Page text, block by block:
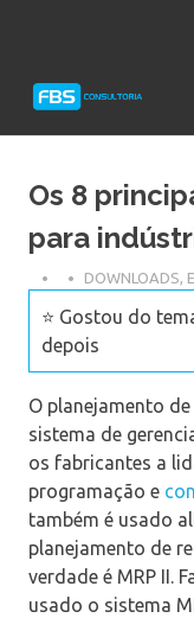
Protheus
Os 8
para
DOWNLOADS,
⭐ Gostou do
depois
O planejamento
sistema de
os fabricantes a
programação e
também é usado
planejamento de
verdade é MRP II.
usado o sistema